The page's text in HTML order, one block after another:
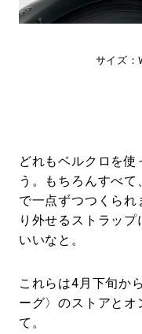
サイズ：
どれもベルクロを
う。もちろんすべ
で一点ずつつくら
り外せるストラッ
いいなと。
これらは4月下旬か
ーグ〉のストアと
て。